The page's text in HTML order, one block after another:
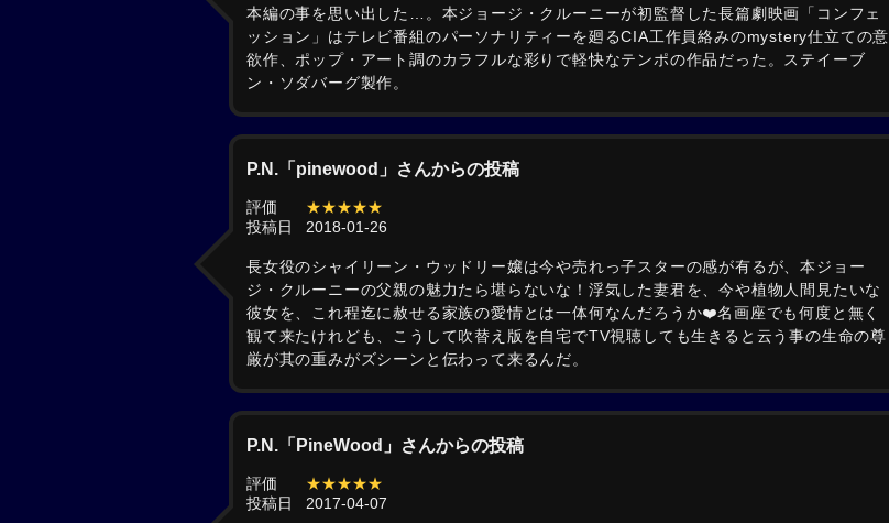
本編の事を思い出した…。本ジョージ・クルーニーが初監督した長篇劇映画「コンフェ
ッション」はテレビ番組のパーソナリティーを廻るCIA工作員絡みのmystery仕立ての意
欲作、ポップ・アート調のカラフルな彩りで軽快なテンポの作品だった。ステイーブ
ン・ソダバーグ製作。
P.N.「pinewood」さんからの投稿
評価
★★★★★
投稿日
2018-01-26
長女役のシャイリーン・ウッドリー嬢は今や売れっ子スターの感が有るが、本ジョー
ジ・クルーニーの父親の魅力たら堪らないな！浮気した妻君を、今や植物人間見たいな
彼女を、これ程迄に赦せる家族の愛情とは一体何なんだろうか❤️名画座でも何度と無く
観て来たけれども、こうして吹替え版を自宅でTV視聴しても生きると云う事の生命の尊
厳が其の重みがズシーンと伝わって来るんだ。
P.N.「PineWood」さんからの投稿
評価
★★★★★
投稿日
2017-04-07